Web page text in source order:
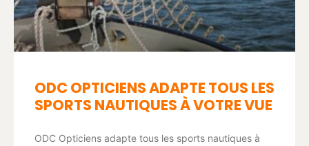
ODC OPTICIENS ADAPTE TOUS LES
SPORTS NAUTIQUES À VOTRE VUE
ODC Opticiens adapte tous les sports nautiques à